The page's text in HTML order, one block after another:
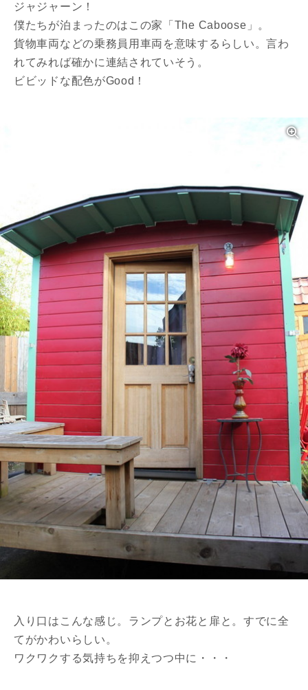
ジャジャーン！
僕たちが泊まったのはこの家「The Caboose」。
貨物車両などの乗務員用車両を意味するらしい。言わ
れてみれば確かに連結されていそう。
ビビッドな配色がGood！
入り口はこんな感じ。ランプとお花と扉と。すでに全
てがかわいらしい。
ワクワクする気持ちを抑えつつ中に・・・